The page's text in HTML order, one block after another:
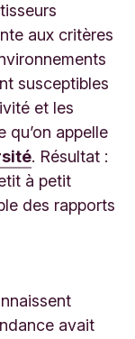
aux critères
susceptibles
et les
qu’on appelle
. Résultat :
à petit
des rapports
avait